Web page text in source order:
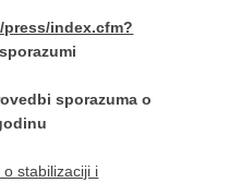
index.cfm?
sporazuma o
o stabilizaciji i